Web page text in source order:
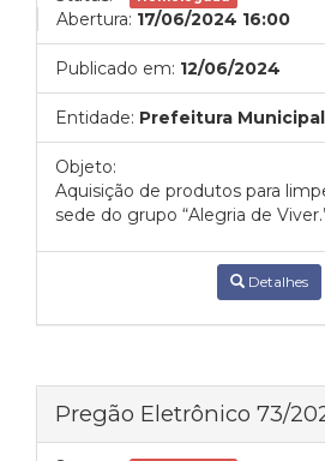
Abertura: 17/06/2024 16:00
Publicado em: 12/06/2024
Entidade: Prefeitura
Objeto:
Aquisição de produtos para
sede do grupo “Alegria de
Detalhes
Pregão Eletrônico 73/